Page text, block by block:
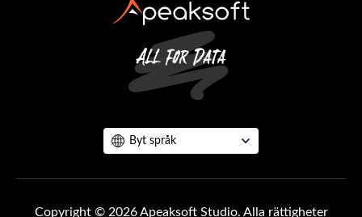
Byt språk
Copyright © 2026 Apeaksoft Studio. Alla rättigheter